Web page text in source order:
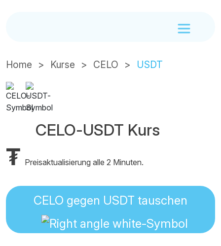
Home Kurse CELO USDT
CELO-USDT Kurs
₮ Preisaktualisierung alle 2 Minuten.
CELO gegen USDT tauschen